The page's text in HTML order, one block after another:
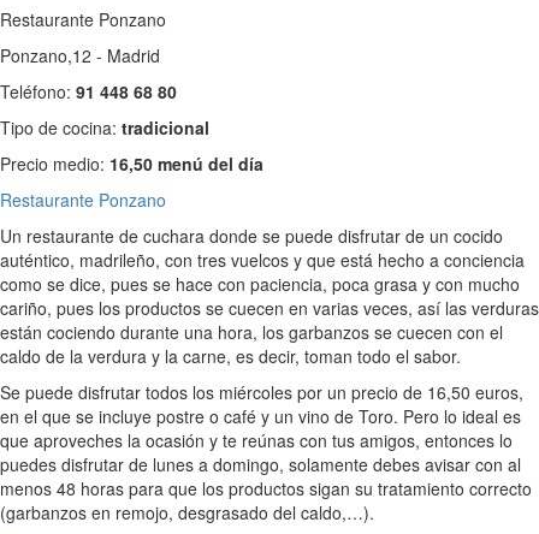
Restaurante Ponzano
Ponzano,12 - Madrid
Teléfono: 91 448 68 80
Tipo de cocina: tradicional
Precio medio: 16,50 menú del día
Restaurante Ponzano
Un restaurante de cuchara donde se puede disfrutar de un cocido
auténtico, madrileño, con tres vuelcos y que está hecho a conciencia
como se dice, pues se hace con paciencia, poca grasa y con mucho
cariño, pues los productos se cuecen en varias veces, así las verduras
están cociendo durante una hora, los garbanzos se cuecen con el
caldo de la verdura y la carne, es decir, toman todo el sabor.
Se puede disfrutar todos los miércoles por un precio de 16,50 euros,
en el que se incluye postre o café y un vino de Toro. Pero lo ideal es
que aproveches la ocasión y te reúnas con tus amigos, entonces lo
puedes disfrutar de lunes a domingo, solamente debes avisar con al
menos 48 horas para que los productos sigan su tratamiento correcto
(garbanzos en remojo, desgrasado del caldo,…).